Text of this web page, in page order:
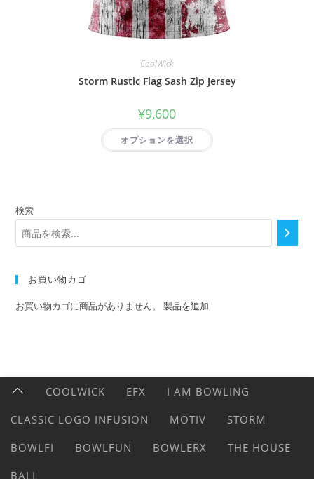
CoolWick
Storm Rustic Flag Sash Zip Jersey
¥9,600
オプションを選択
検索
お買い物カゴ
お買い物カゴに商品がありません。製品を追加
COOLWICK EFX
I AM BOWLING
CLASSIC LOGO INFUSION
MOTIV
STORM
BOWLFI
BOWLFUN BOWLERX
THE HOUSE
BALL